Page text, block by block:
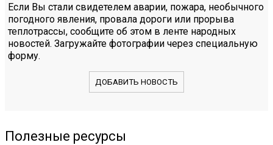
Если Вы стали свидетелем аварии, пожара, необычного
погодного явления, провала дороги или прорыва
теплотрассы, сообщите об этом в ленте народных
новостей. Загружайте фотографии через специальную
форму.
ДОБАВИТЬ НОВОСТЬ
Полезные ресурсы